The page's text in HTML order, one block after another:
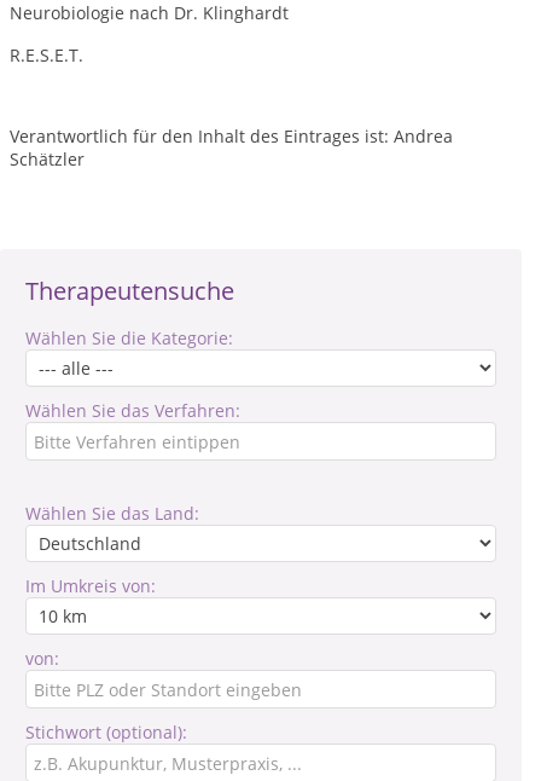
Therapeutensuche
Wählen Sie die Kategorie:
Wählen Sie das Verfahren:
Wählen Sie das Land:
Im Umkreis von:
von:
Stichwort (optional):
Neurobiologie nach Dr. Klinghardt
R.E.S.E.T.
Verantwortlich für den Inhalt des Eintrages ist: Andrea
Schätzler